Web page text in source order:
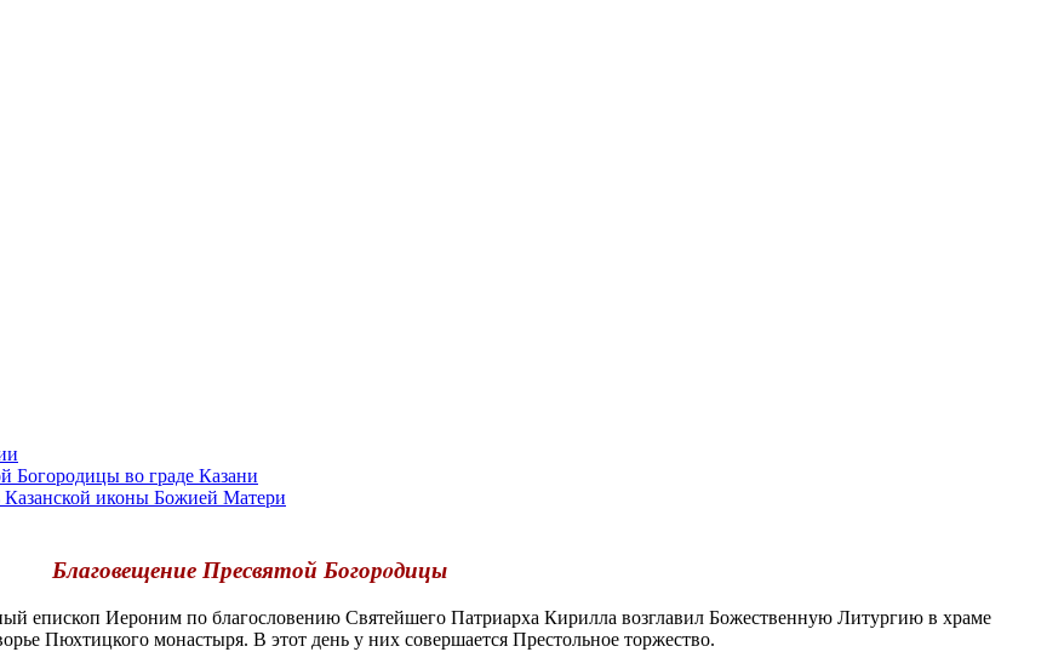
Богородицы во граде Казани
Казанской иконы Божией Матери
Благовещение Пресвятой Богорoдицы
епископ Иероним по благословению Святейшего Патриарха Кирилла возглавил Божественную Литургию в храме
Пюхтицкого монастыря. В этот день у них совершается Престольное торжество.